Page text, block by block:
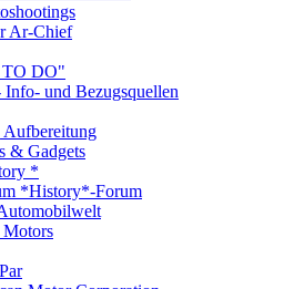
Ar-Chief
TO DO"
Info- und Bezugsquellen
Aufbereitung
& Gadgets
*
*History*-Forum